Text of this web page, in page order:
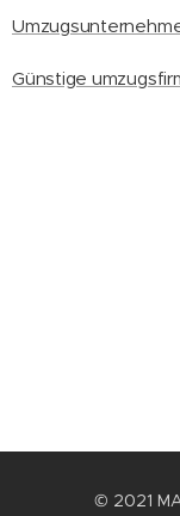
Günstige
© 2021